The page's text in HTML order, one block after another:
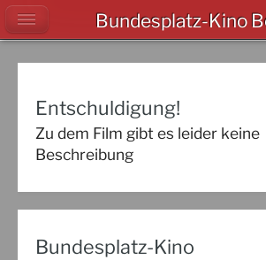
Bundesplatz-Kino
Entschuldigung!
Zu dem Film gibt es leider keine
Beschreibung
Bundesplatz-Kino